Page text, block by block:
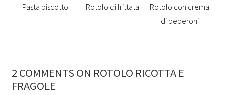
Pasta biscotto Rotolo di frittata
Rotolo con crema
di peperoni
2 COMMENTS ON ROTOLO RICOTTA E
FRAGOLE